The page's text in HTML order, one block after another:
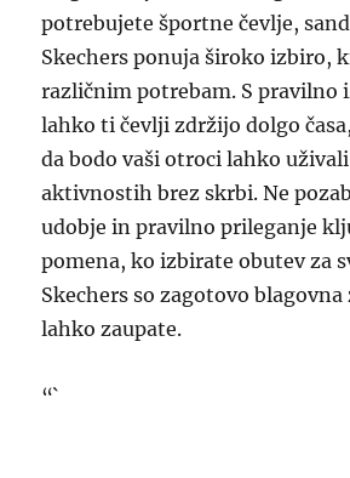
potrebujete športne čevlje,
Skechers ponuja široko izbiro,
različnim potrebam. S pravilno
lahko ti čevlji zdržijo dolgo
da bodo vaši otroci lahko
aktivnostih brez skrbi. Ne
udobje in pravilno prileganje
pomena, ko izbirate obutev za
Skechers so zagotovo
lahko zaupate.
“`